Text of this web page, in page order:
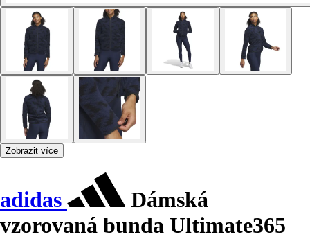
Zobrazit více
adidas
Dámská
vzorovaná bunda Ultimate365